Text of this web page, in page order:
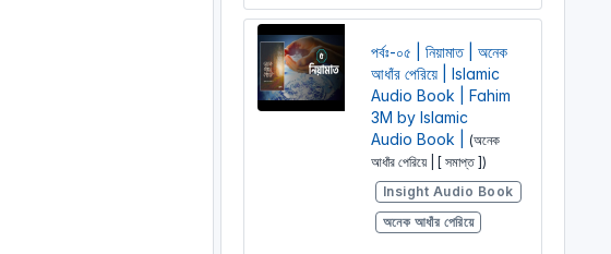
পর্বঃ-০৫ | নিয়ামাত | অনেক
আধাঁর পেরিয়ে | Islamic
Audio Book | Fahim
3M by Islamic
Audio Book |
(অনেক
আধাঁর পেরিয়ে | [ সমাপ্ত ])
Insight Audio Book
অনেক আধাঁর পেরিয়ে